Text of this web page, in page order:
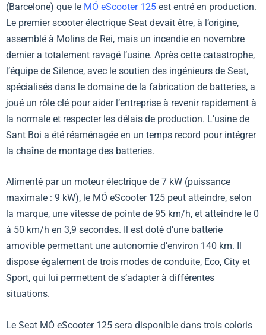
(Barcelone) que le MÓ eScooter 125 est entré en production.
Le premier scooter électrique Seat devait être, à l’origine,
assemblé à Molins de Rei, mais un incendie en novembre
dernier a totalement ravagé l’usine. Après cette catastrophe,
l’équipe de Silence, avec le soutien des ingénieurs de Seat,
spécialisés dans le domaine de la fabrication de batteries, a
joué un rôle clé pour aider l’entreprise à revenir rapidement à
la normale et respecter les délais de production. L’usine de
Sant Boi a été réaménagée en un temps record pour intégrer
la chaîne de montage des batteries.
Alimenté par un moteur électrique de 7 kW (puissance
maximale : 9 kW), le MÓ eScooter 125 peut atteindre, selon
la marque, une vitesse de pointe de 95 km/h, et atteindre le 0
à 50 km/h en 3,9 secondes. Il est doté d’une batterie
amovible permettant une autonomie d’environ 140 km. Il
dispose également de trois modes de conduite, Eco, City et
Sport, qui lui permettent de s’adapter à différentes
situations.
Le Seat MÓ eScooter 125 sera disponible dans trois coloris